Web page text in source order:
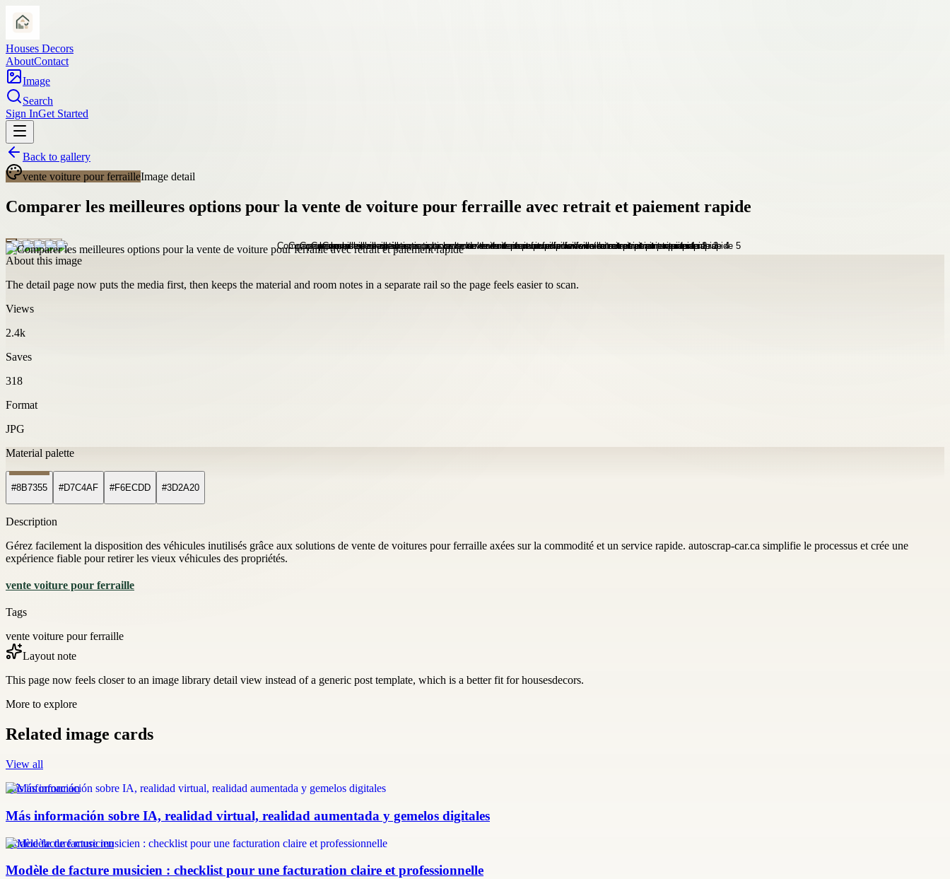
Houses Decors
AboutContact
Image
Search
Sign InGet Started
Back to gallery
vente voiture pour ferrailleImage detail
Comparer les meilleures options pour la vente de voiture pour ferraille avec retrait et paiement rapide
About this image
The detail page now puts the media first, then keeps the material and room notes in a separate rail so the page feels easier to scan.
Views
2.4k
Saves
318
Format
JPG
Material palette
#8B7355 #D7C4AF #F6ECDD #3D2A20
Description
Gérez facilement la disposition des véhicules inutilisés grâce aux solutions de vente de voitures pour ferraille axées sur la commodité et un service rapide. autoscrap-car.ca simplifie le processus et crée une
expérience fiable pour retirer les vieux véhicules des propriétés.
vente voiture pour ferraille
Tags
vente voiture pour ferraille
Layout note
This page now feels closer to an image library detail view instead of a generic post template, which is a better fit for housesdecors.
More to explore
Related image cards
View all
más información
Más información sobre IA, realidad virtual, realidad aumentada y gemelos digitales
modèle facture musicien
Modèle de facture musicien : checklist pour une facturation claire et professionnelle